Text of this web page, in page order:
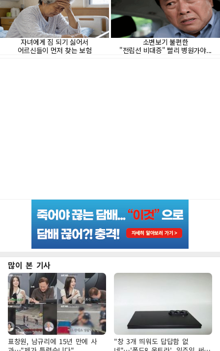
많이 본 기사
표창원, 남규리에 15년 만에 사
"창 3개 띄워도 답답함 없